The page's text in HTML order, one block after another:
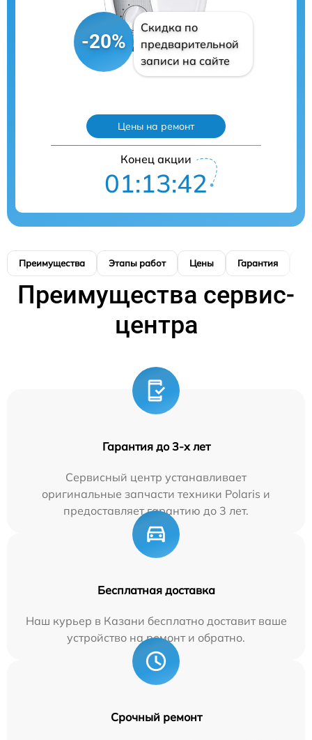
-20%
Скидка по
предварительной
записи на сайте
Цены на ремонт
Конец акции
01:13:41
Преимущества Этапы работ Цены Гарантия
Преимущества сервис-
центра
Гарантия до 3-х лет
Сервисный центр устанавливает
оригинальные запчасти техники Polaris и
предоставляет гарантию до 3 лет.
Бесплатная доставка
Наш курьер в Казани бесплатно доставит ваше
устройство на ремонт и обратно.
Срочный ремонт